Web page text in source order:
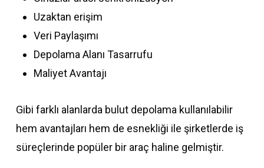
Uzaktan erişim
Veri Paylaşımı
Depolama Alanı Tasarrufu
Maliyet Avantajı
Gibi farklı alanlarda bulut depolama kullanılabilir
hem avantajları hem de esnekliği ile şirketlerde iş
süreçlerinde popüler bir araç haline gelmiştir.